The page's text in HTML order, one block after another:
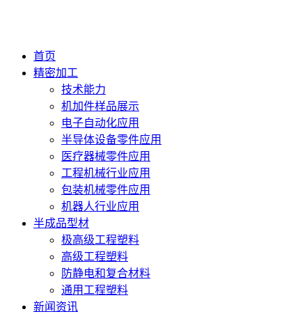
首页
精密加工
技术能力
机加件样品展示
电子自动化应用
半导体设备零件应用
医疗器械零件应用
工程机械行业应用
包装机械零件应用
机器人行业应用
半成品型材
极高级工程塑料
高级工程塑料
防静电和复合材料
通用工程塑料
新闻资讯